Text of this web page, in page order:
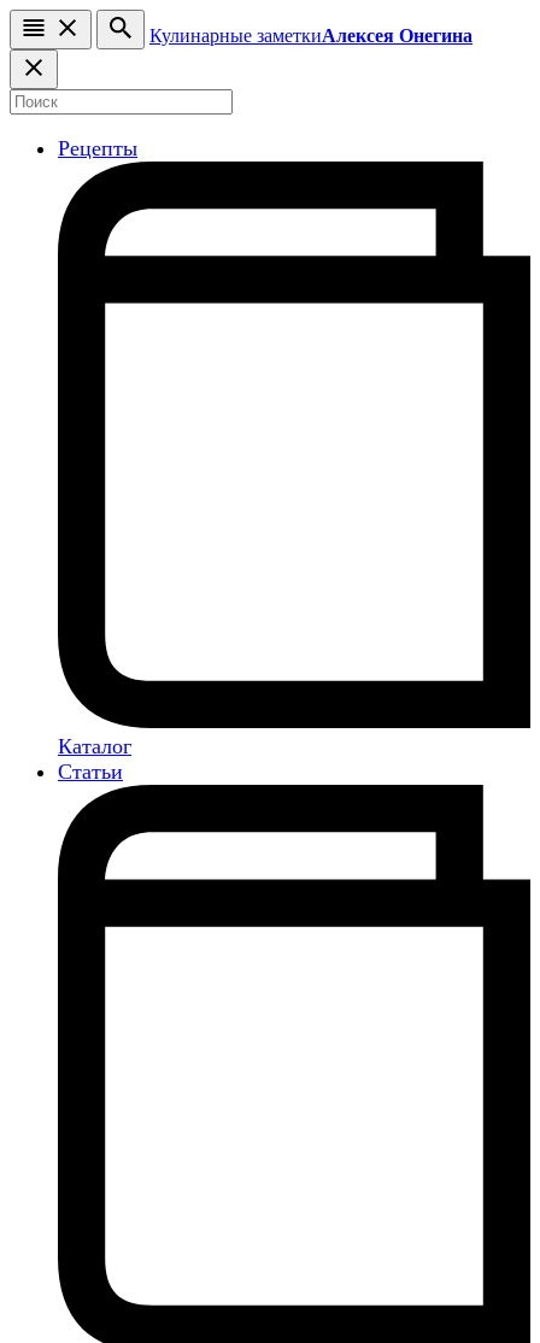
Кулинарные заметкиАлексея Онегина
Рецепты
Каталог
Статьи